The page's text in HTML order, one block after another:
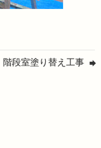
階段室塗り替え工事